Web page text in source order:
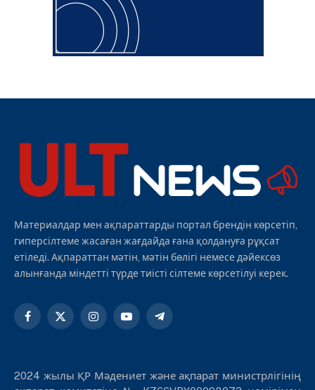
Материалдар мен ақпараттарды портал брендін көрсетіп,
гиперсілтеме жасаған жағдайда ғана қолдануға рұқсат
етіледі. Ақпараттан мәтін, мәтін бөлігі немесе дәйексөз
алынғанда міндетті түрде тиісті сілтеме көрсетілуі керек.
Facebook
X
InstagramYouTubeTelegram
2024 жылы ҚР Мәдениет және ақпарат министрлігінің